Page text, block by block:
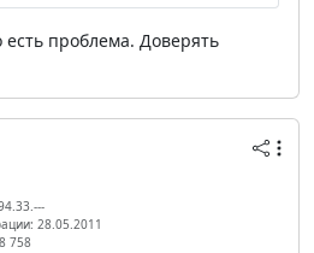
есть проблема. Доверять
28.05.2011
758